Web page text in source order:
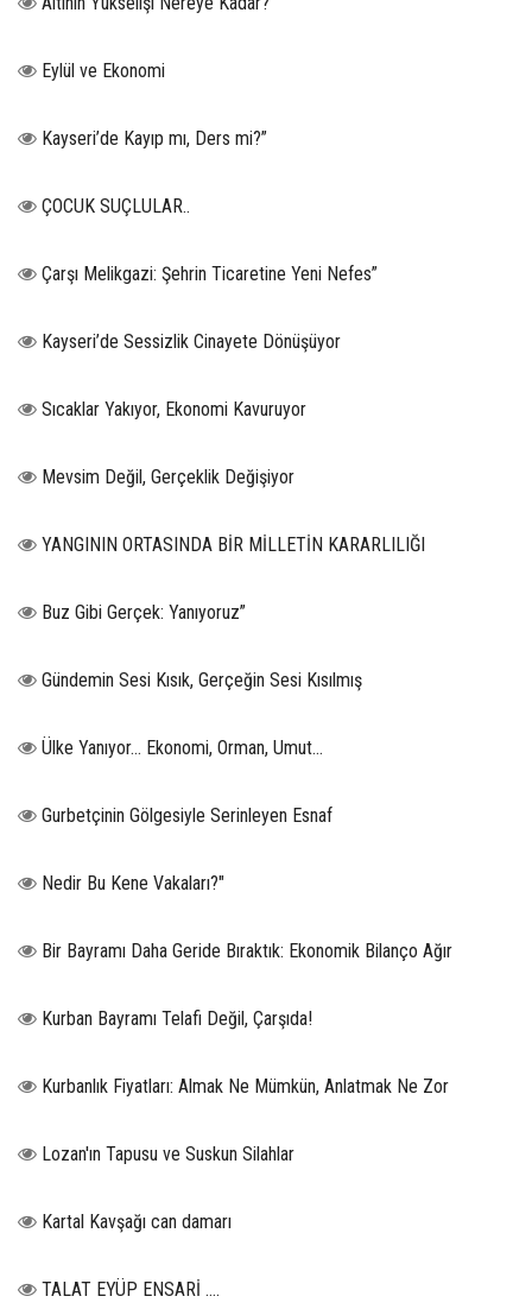
Eylül ve Ekonomi
Kayseri’de Kayıp mı, Ders mi?”
ÇOCUK SUÇLULAR..
Çarşı Melikgazi: Şehrin Ticaretine Yeni Nefes”
Kayseri’de Sessizlik Cinayete Dönüşüyor
Sıcaklar Yakıyor, Ekonomi Kavuruyor
Mevsim Değil, Gerçeklik Değişiyor
YANGININ ORTASINDA BİR MİLLETİN KARARLILIĞI
Buz Gibi Gerçek: Yanıyoruz”
Gündemin Sesi Kısık, Gerçeğin Sesi Kısılmış
Ülke Yanıyor… Ekonomi, Orman, Umut…
Gurbetçinin Gölgesiyle Serinleyen Esnaf
Nedir Bu Kene Vakaları?"
Bir Bayramı Daha Geride Bıraktık: Ekonomik Bilanço Ağır
Kurban Bayramı Telafi Değil, Çarşıda!
Kurbanlık Fiyatları: Almak Ne Mümkün, Anlatmak Ne Zor
Lozan'ın Tapusu ve Suskun Silahlar
Kartal Kavşağı can damarı
TALAT EYÜP ENSARİ ….